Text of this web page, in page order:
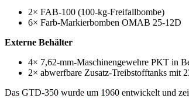
2× FAB-100 (100-kg-Freifallbombe)
6× Farb-Markierbomben OMAB 25-12D
Externe Behälter
4× 7,62-mm-Maschinengewehre PKT in
2× abwerfbare Zusatz-Treibstofftanks mit
Das GTD-350 wurde um 1960 entwickelt und